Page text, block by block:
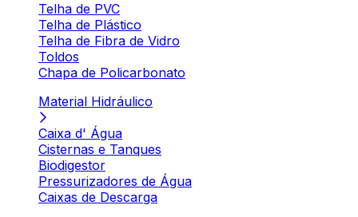
Telha de PVC
Telha de Plástico
Telha de Fibra de Vidro
Toldos
Chapa de Policarbonato
Material Hidráulico
Caixa d' Água
Cisternas e Tanques
Biodigestor
Pressurizadores de Água
Caixas de Descarga